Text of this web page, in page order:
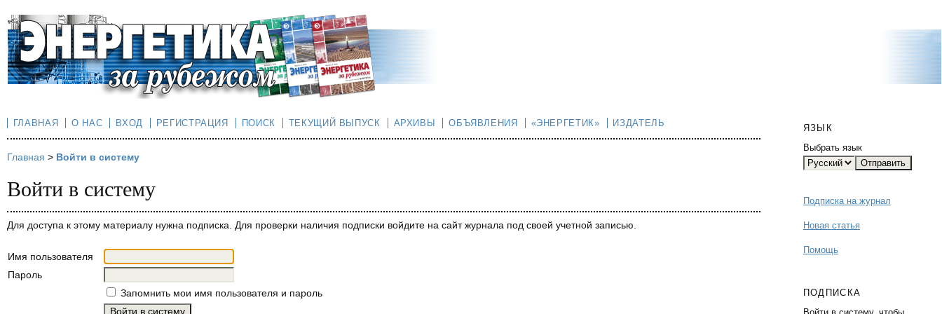
ЯЗЫК
Выбрать язык
Подписка на журнал
Новая статья
Помощь
ПОДПИСКА
ГЛАВНАЯ О НАС ВХОД РЕГИСТРАЦИЯ ПОИСК ТЕКУЩИЙ ВЫПУСК АРХИВЫ ОБЪЯВЛЕНИЯ «ЭНЕРГЕТИК» ИЗДАТЕЛЬ
Главная > Войти в систему
Войти в систему
Для доступа к этому материалу нужна подписка. Для проверки наличия подписки войдите на сайт журнала под своей учетной записью.
Имя пользователя
Пароль
Запомнить мои имя пользователя и пароль